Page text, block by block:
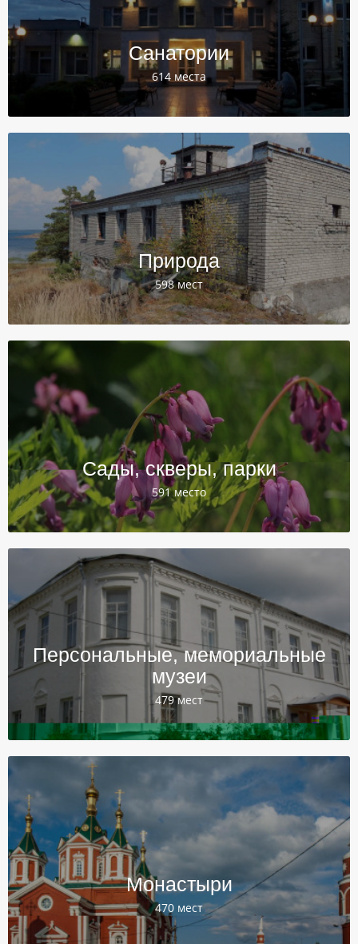
Санатории
614 места
Природа
598 мест
Сады, скверы, парки
591 место
Персональные, мемориальные
музеи
479 мест
Монастыри
470 мест